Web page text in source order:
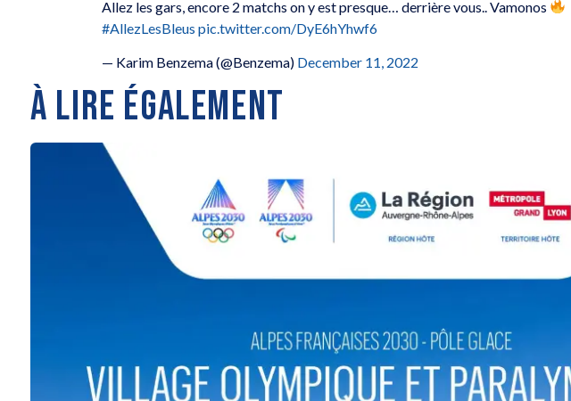
Allez les gars, encore 2 matchs on y est presque… derrière vous.. Vamonos
#AllezLesBleus pic.twitter.com/DyE6hYhwf6
— Karim Benzema (@Benzema) December 11, 2022
À LIRE ÉGALEMENT